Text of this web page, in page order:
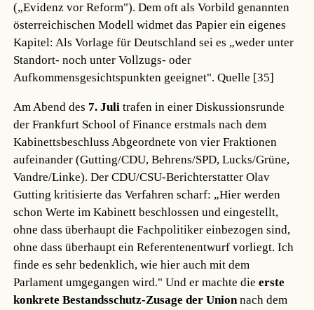
(„Evidenz vor Reform"). Dem oft als Vorbild genannten
österreichischen Modell widmet das Papier ein eigenes
Kapitel: Als Vorlage für Deutschland sei es „weder unter
Standort- noch unter Vollzugs- oder
Aufkommensgesichtspunkten geeignet".Quelle [35]
Am Abend des 7. Juli trafen in einer Diskussionsrunde
der Frankfurt School of Finance erstmals nach dem
Kabinettsbeschluss Abgeordnete von vier Fraktionen
aufeinander (Gutting/CDU, Behrens/SPD, Lucks/Grüne,
Vandre/Linke). Der CDU/CSU-Berichterstatter Olav
Gutting kritisierte das Verfahren scharf: „Hier werden
schon Werte im Kabinett beschlossen und eingestellt,
ohne dass überhaupt die Fachpolitiker einbezogen sind,
ohne dass überhaupt ein Referentenentwurf vorliegt. Ich
finde es sehr bedenklich, wie hier auch mit dem
Parlament umgegangen wird." Und er machte dieerste
konkrete Bestandsschutz-Zusage der Unionnach dem